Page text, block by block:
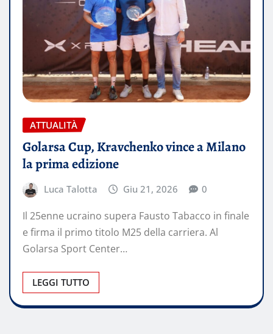
ATTUALITÀ
Golarsa Cup, Kravchenko vince a Milano
la prima edizione
Luca Talotta Giu 21, 2026 0
Il 25enne ucraino supera Fausto Tabacco in finale
e firma il primo titolo M25 della carriera. Al
Golarsa Sport Center…
LEGGI TUTTO